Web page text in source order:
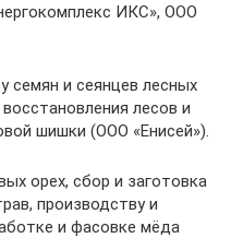
ИКС», ООО
семян и сеянцев лесных
лесов и
шишки (ООО «Енисей»).
орех, сбор и заготовка
производству и
и фасовке мёда